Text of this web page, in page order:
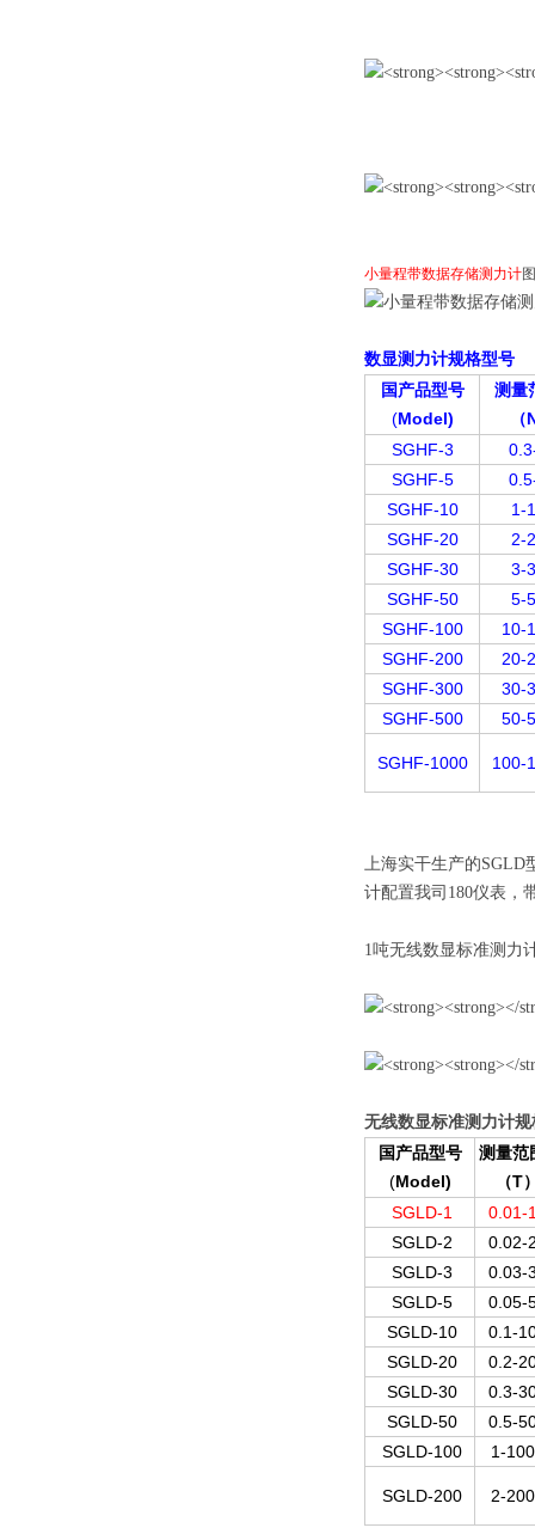
小量程带数据存储测力计
数显测力计规格型号
国产品型号
(Model)
测量
（
SGHF-3
SGHF-5
SGHF-10
1-
SGHF-20
2-
SGHF-30
3-
SGHF-50
5-
SGHF-100
10-
SGHF-200
20-
SGHF-300
30-
SGHF-500
50-
SGHF-1000 100-
上海实干生产的SGLD
计配置我司180仪表，
1吨无线数显标准测力
无线数显标准测力计规
国产品型号
(Model)
测量范
（T
SGLD-1
0.01-
SGLD-2
0.02-
SGLD-3
0.03-
SGLD-5
0.05-
SGLD-10
0.1-
SGLD-20
0.2-
SGLD-30
0.3-
SGLD-50
0.5-
SGLD-100
1-100
SGLD-200 2-200